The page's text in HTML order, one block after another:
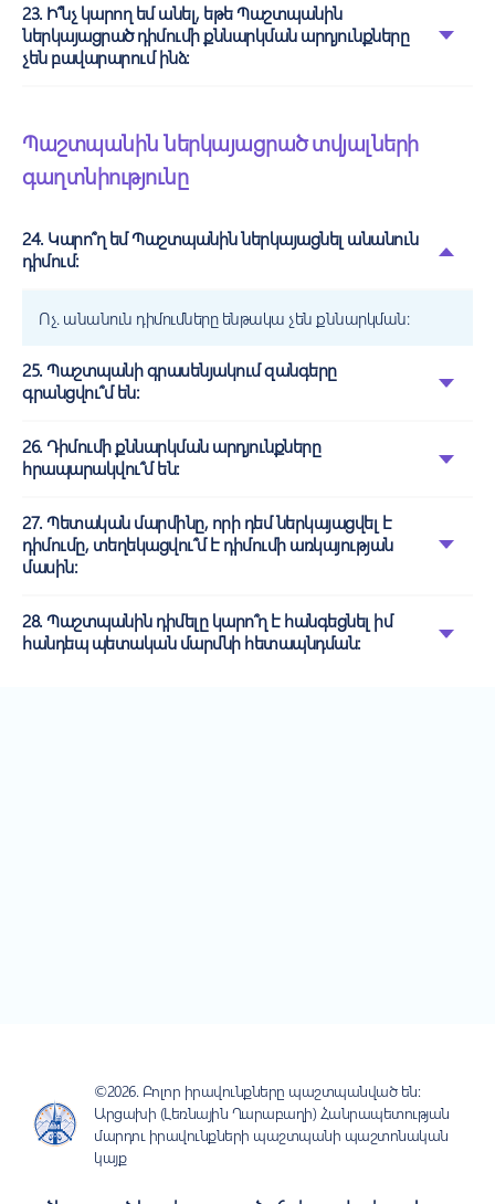
23. Ի՞նչ կարող եմ անել, եթե Պաշտպանին
ներկայացրած դիմումի քննարկման արդյունքները
չեն բավարարում ինձ:
Պաշտպանին ներկայացրած տվյալների
գաղտնիությունը
24. Կարո՞ղ եմ Պաշտպանին ներկայացնել անանուն
դիմում:
Ոչ. անանուն դիմումները ենթակա չեն քննարկման:
25. Պաշտպանի գրասենյակում զանգերը
գրանցվու՞մ են:
26. Դիմումի քննարկման արդյունքները
հրապարակվու՞մ են:
27. Պետական մարմինը, որի դեմ ներկայացվել է
դիմումը, տեղեկացվու՞մ է դիմումի առկայության
մասին:
28. Պաշտպանին դիմելը կարո՞ղ է հանգեցնել իմ
հանդեպ պետական մարմնի հետապնդման:
©2026. Բոլոր իրավունքները պաշտպանված են:
Արցախի (Լեռնային Ղարաբաղի) Հանրապետության
մարդու իրավունքների պաշտպանի պաշտոնական
կայք